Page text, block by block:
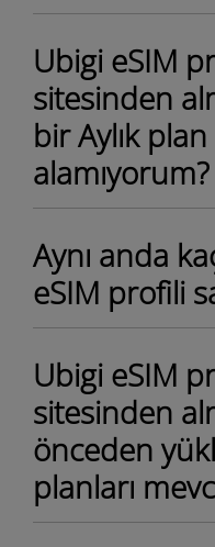
Ubigi eSIM
sitesinden
bir Aylık plan
alamıyorum?
Aynı anda
eSIM profili
Ubigi eSIM
sitesinden
önceden
planları